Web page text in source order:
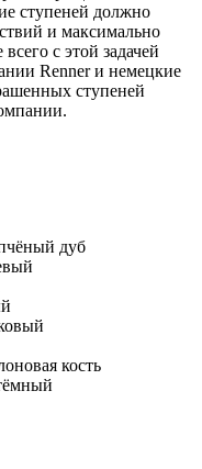
ступеней должно
и максимально
с этой задачей
Renner и немецкие
ступеней
дуб
кость